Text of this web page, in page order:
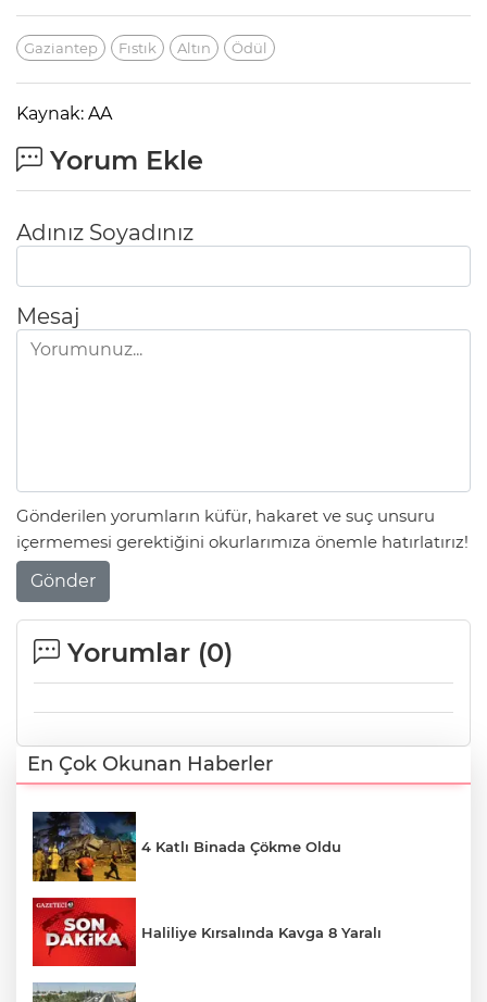
Gaziantep Fıstık Altın Ödül
Kaynak: AA
Yorum Ekle
Adınız Soyadınız
Mesaj
Gönderilen yorumların küfür, hakaret ve suç unsuru
içermemesi gerektiğini okurlarımıza önemle hatırlatırız!
Gönder
Yorumlar (0)
En Çok Okunan Haberler
4 Katlı Binada Çökme Oldu
Haliliye Kırsalında Kavga 8 Yaralı